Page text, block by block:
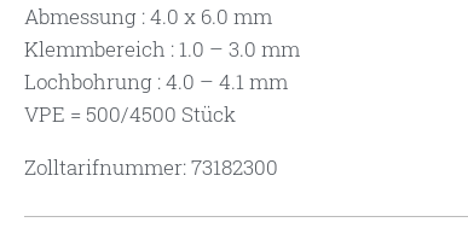
Abmessung : 4.0 x 6.0 mm
Klemmbereich : 1.0 – 3.0 mm
Lochbohrung : 4.0 – 4.1 mm
VPE = 500/4500 Stück
Zolltarifnummer: 73182300